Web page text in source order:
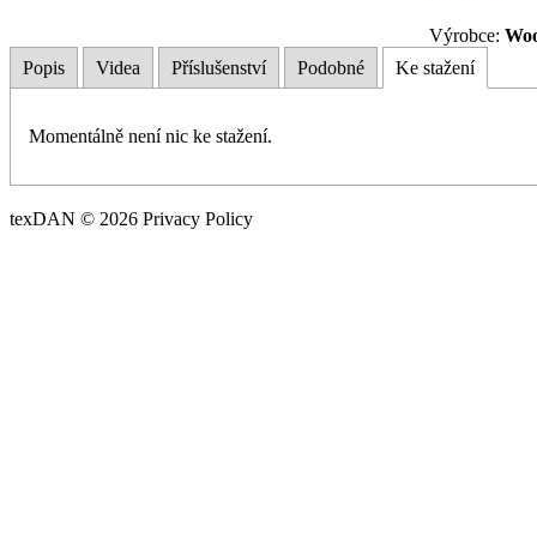
Výrobce:
Popis
Videa Příslušenství Podobné Ke stažení
Momentálně není nic ke stažení.
texDAN © 2026 Privacy Policy